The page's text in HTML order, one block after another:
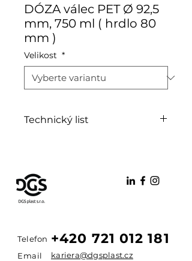
DÓZA válec PET Ø 92,5
mm, 750 ml ( hrdlo 80
mm )
Velikost *
Technický list
Telefon +420 721 012 181
Email kariera@dgsplast.cz